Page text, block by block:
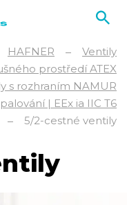
HAFNER
Ventily
prostředí ATEX
s rozhraním NAMUR
| EEx ia IIC T6
5/2-cestné ventily